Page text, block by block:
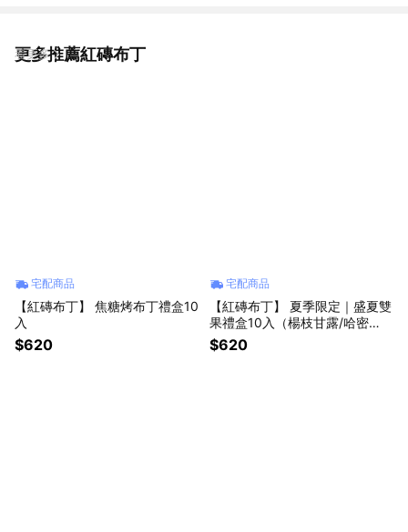
更多推薦紅磚布丁
看更多
宅配商品
【紅磚布丁】 焦糖烤布丁禮盒10
入
$620
宅配商品
【紅磚布丁】 夏季限定｜盛夏雙
果禮盒10入（楊枝甘露/哈密
瓜） [LINE禮物獨家]
$620